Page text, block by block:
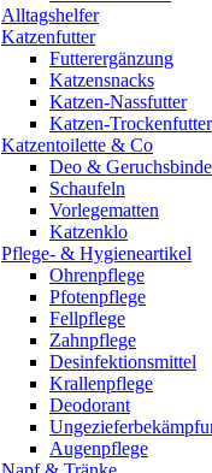
Alltagshelfer
Katzenfutter
Futterergänzung
Katzensnacks
Katzen-Nassfutter
Katzen-Trockenfutter
Katzentoilette & Co
Deo &
Schaufeln
Vorlegematten
Katzenklo
Pflege- & Hygieneartikel
Ohrenpflege
Pfotenpflege
Fellpflege
Zahnpflege
Desinfektionsmittel
Krallenpflege
Deodorant
Augenpflege